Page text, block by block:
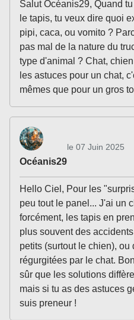
Salut Océanis29, Quand
le tapis, tu veux dire quoi
pipi, caca, ou vomito ?
pas mal de la nature du
type d'animal ? Chat,
les astuces pour un chat,
mêmes que pour un gros
Océanis29
le 07 Juin 2025
Hello Ciel, Pour les
peu tout le panel... J'ai un
forcément, les tapis en
plus souvent des
petits (surtout le chien),
régurgitées par le chat.
sûr que les solutions
mais si tu as des astuces
suis preneur !